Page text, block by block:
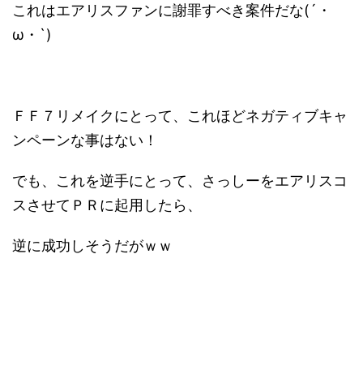
これはエアリスファンに謝罪すべき案件だな(´・
ω・`)
ＦＦ７リメイクにとって、これほどネガティブキャ
ンペーンな事はない！
でも、これを逆手にとって、さっしーをエアリスコ
スさせてＰＲに起用したら、
逆に成功しそうだがｗｗ